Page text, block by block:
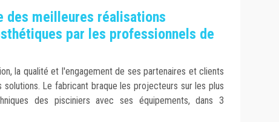
des meilleures réalisations
par les professionnels de
la qualité et l'engagement de ses partenaires et clients
solutions. Le fabricant braque les projecteurs sur les plus
des pisciniers avec ses équipements, dans 3